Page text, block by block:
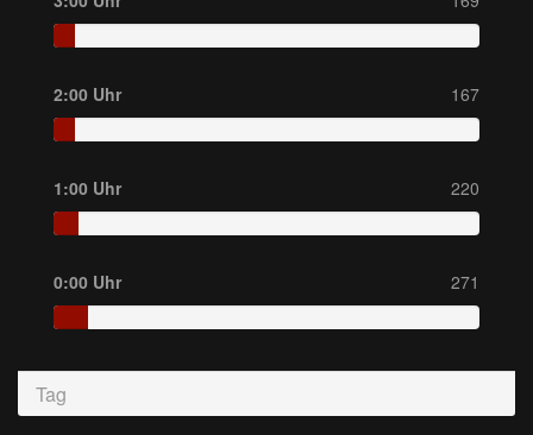
2:00 Uhr 167
1:00 Uhr 220
0:00 Uhr 271
Tag